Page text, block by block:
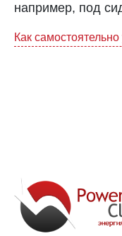
например, под
Как